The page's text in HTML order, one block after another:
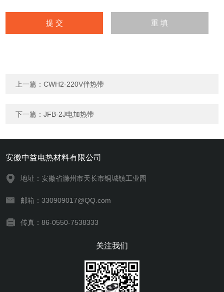
上一篇：CWH2-220V伴热带
下一篇：JFB-2J电加热带
安徽中益电热材料有限公司
地址：安徽省滁州市天长市铜城镇工业园
邮箱：330909017@QQ.com
传真：86-0550-7538333
关注我们